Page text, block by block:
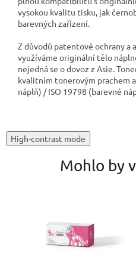
vysokou kvalitu tisku, jak
barevných zařízení.
Z důvodů patentové ochrany a
využíváme originální tělo
nejedná se o dovoz z Asie.
kvalitním tonerovým prachem
náplň) / ISO 19798 (barevné
High-contrast mode
Mohlo by